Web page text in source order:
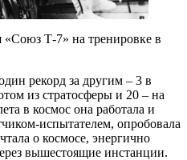
«Союз Т-7» на тренировке в
рекорд за другим – 3 в
из стратосферы и 20 – на
в космос она работала и
испытателем, опробовала
о космосе, энергично
вышестоящие инстанции.